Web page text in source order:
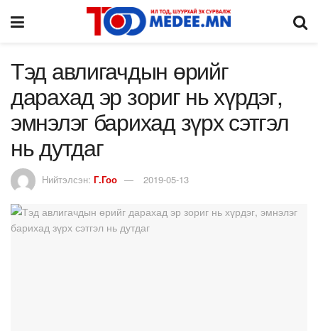
Тэд авлигачдын өрийг
дарахад эр зориг нь хүрдэг,
эмнэлэг барихад зүрх сэтгэл
нь дутдаг
Нийтэлсэн: Г.Гоо 2019-05-13